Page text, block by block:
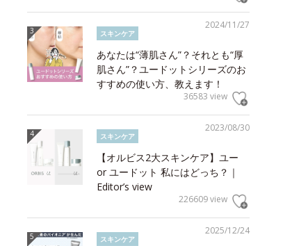
2024/11/27
スキンケア
あなたは“薄肌さん”？それとも“厚
肌さん”？ユードットシリーズのお
すすめの使い方、教えます！
36583 view
2023/08/30
スキンケア
【オルビス2大スキンケア】ユー
or ユードット 私にはどっち？｜
Editor’s view
226609 view
2025/12/24
スキンケア